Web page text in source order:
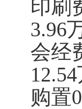
印刷
3.96
会经
12.54
购置